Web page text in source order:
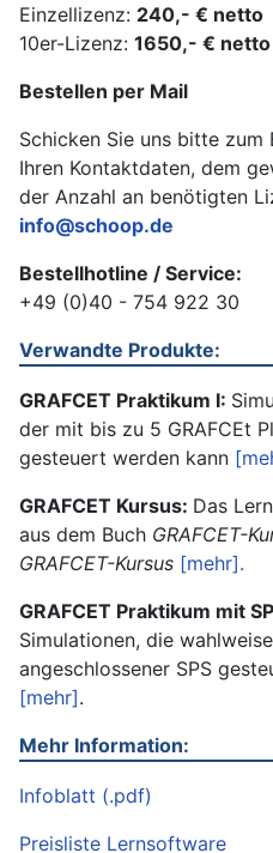
Einzellizenz: 240,- € netto
10er-Lizenz: 1650,- € netto
Bestellen per Mail
Schicken Sie uns bitte zum
Ihren Kontaktdaten, dem
der Anzahl an benötigten
info@schoop.de
Bestellhotline / Service:
+49 (0)40 - 754 922 30
Verwandte Produkte:
GRAFCET Praktikum I:
der mit bis zu 5 GRAFCEt
gesteuert werden kann
GRAFCET Kursus: Das
aus dem Buch GRAFCET-
GRAFCET-Kursus [mehr].
GRAFCET Praktikum mit
Simulationen, die
angeschlossener SPS
[mehr].
Mehr Information:
Infoblatt (.pdf)
Preisliste Lernsoftware